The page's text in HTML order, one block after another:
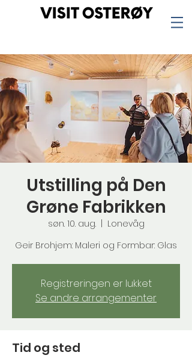
Utstilling på Den
Grøne Fabrikken
søn. 10. aug.
  |
Lonevåg
Geir Brohjem: Maleri og Formbar: Glas
Registreringen er lukket
Se andre arrangementer
Tid og sted